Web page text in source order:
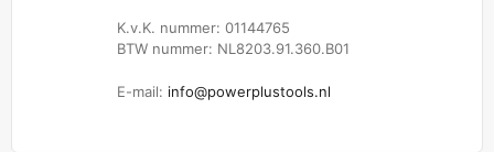
K.v.K. nummer: 01144765
BTW nummer: NL8203.91.360.B01
E-mail: info@powerplustools.nl